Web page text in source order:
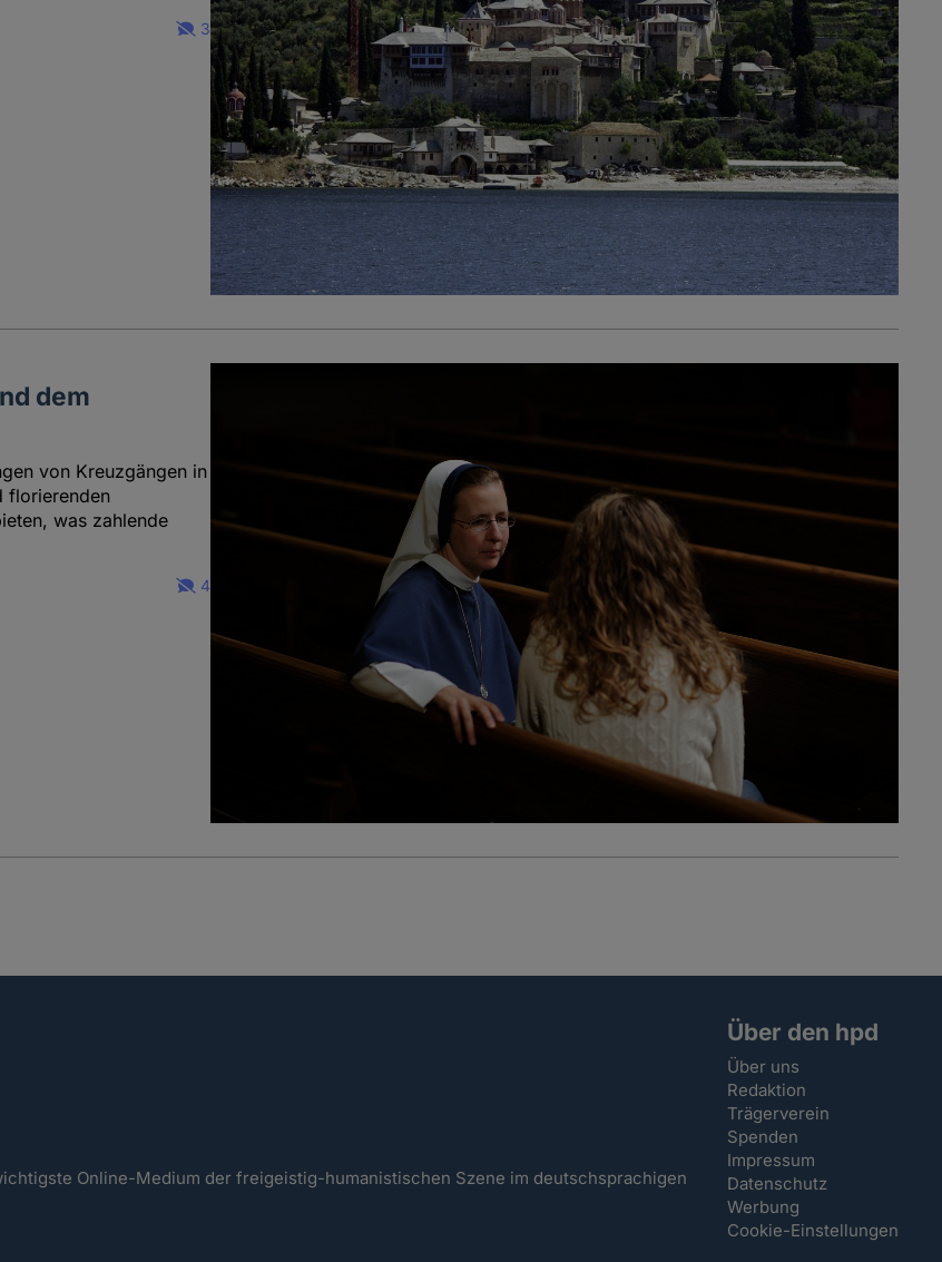
3
dem
von Kreuzgängen in
florierenden
was zahlende
4
Online-Medium der freigeistig-humanistischen Szene im deutschsprachigen
Über den hpd
Über uns
Redaktion
Trägerverein
Spenden
Impressum
Datenschutz
Werbung
Cookie-Einstellungen